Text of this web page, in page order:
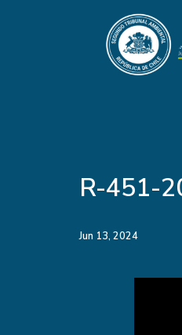
R-451-
Jun 13, 2024